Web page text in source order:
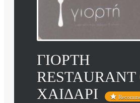
ΓΙΟΡΤΗ
RESTAURANT
ΧΑΙΔΑΡΙ